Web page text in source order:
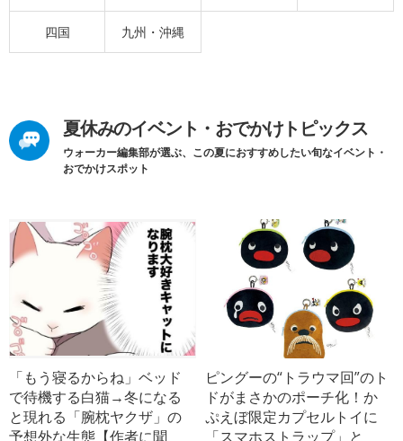
四国 九州・沖縄
夏休みのイベント・おでかけトピックス
ウォーカー編集部が選ぶ、この夏におすすめしたい旬なイベント・
おでかけスポット
「もう寝るからね」ベッド
で待機する白猫→冬になる
と現れる「腕枕ヤクザ」の
予想外な生態【作者に聞
ピングーの“トラウマ回”のト
ドがまさかのポーチ化！か
ぷえぼ限定カプセルトイに
「スマホストラップ」と